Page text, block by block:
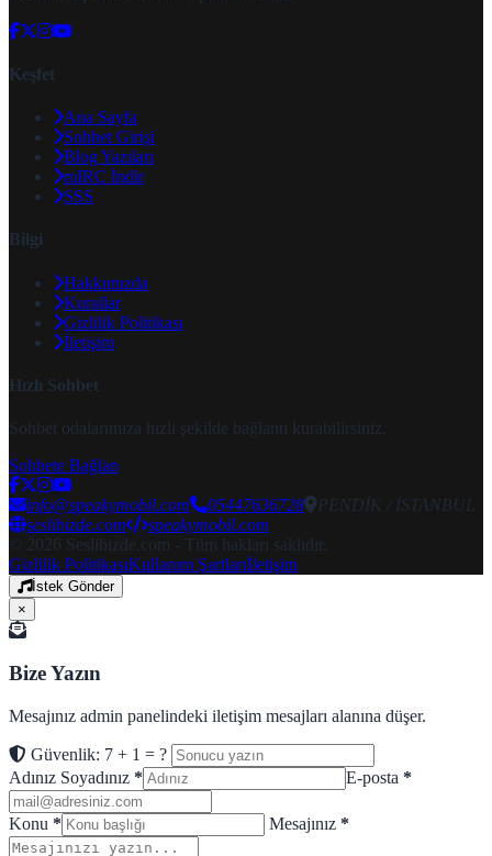
Keşfet
Ana Sayfa
Sohbet Girişi
Blog Yazıları
mIRC İndir
SSS
Bilgi
Hakkımızda
Kurallar
Gizlilik Politikası
İletişim
Hızlı Sohbet
Sohbet odalarımıza hızlı şekilde bağlantı kurabilirsiniz.
Sohbete Bağlan
info@speakymobil.com 05447636728
PENDİK / İSTANBUL
seslibizde.com
speakymobil.com
© 2026 Seslibizde.com - Tüm hakları saklıdır.
Gizlilik PolitikasıKullanım Şartlarıİletişim
İstek Gönder
×
Bize Yazın
Mesajınız admin panelindeki iletişim mesajları alanına düşer.
Güvenlik: 7 + 1 = ?
Adınız Soyadınız * E-posta *
Konu * Mesajınız *